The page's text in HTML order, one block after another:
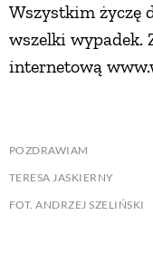
Wszystkim życzę
wszelki wypadek.
internetową
POZDRAWIAM
TERESA JASKIERNY
FOT. ANDRZEJ SZELIŃSKI